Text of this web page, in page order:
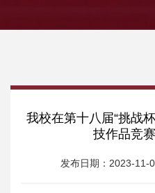
我校在第十八届“挑战
技作品竞
发布日期：2023-11-